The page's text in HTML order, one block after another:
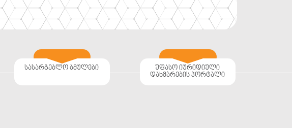
სასარგებლო ბმულები
უფასო იურიდიული
დახმარების პორტალი